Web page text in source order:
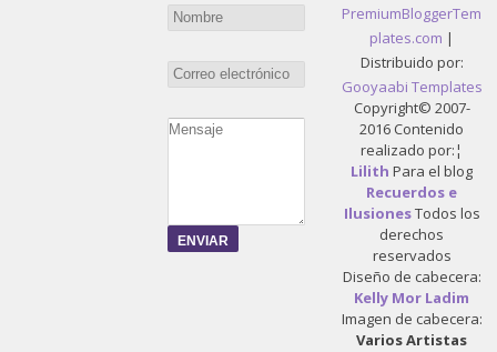
PremiumBloggerTem
plates.com |
Distribuido por:
Gooyaabi Templates
Copyright© 2007-
2016 Contenido
realizado por:¦
Lilith Para el blog
Recuerdos e
IlusionesTodos los
derechos
reservados
Diseño de cabecera:
Kelly Mor Ladim
Imagen de cabecera:
Varios Artistas